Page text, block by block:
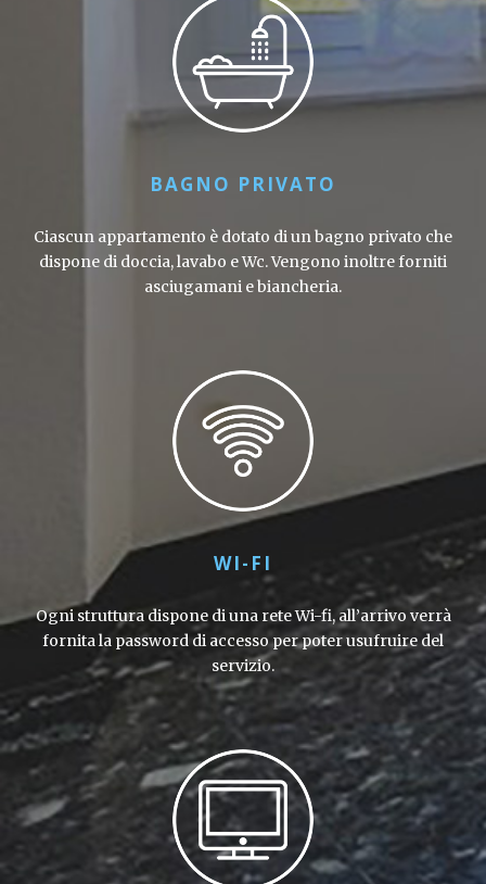
BAGNO PRIVATO
Ciascun appartamento è dotato di un bagno privato che
dispone di doccia, lavabo e Wc. Vengono inoltre forniti
asciugamani e biancheria.
WI-FI
Ogni struttura dispone di una rete Wi-fi, all’arrivo verrà
fornita la password di accesso per poter usufruire del
servizio.